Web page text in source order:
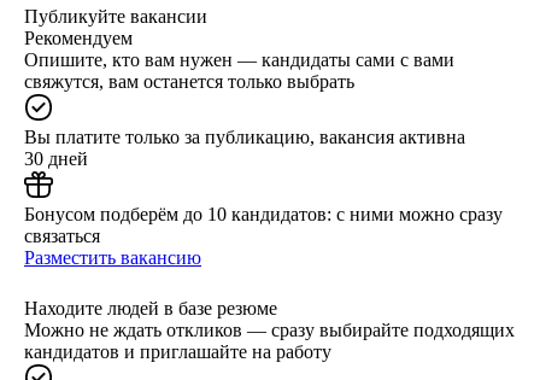
Публикуйте вакансии
Рекомендуем
Опишите, кто вам нужен — кандидаты сами с вами
свяжутся, вам останется только выбрать
Вы платите только за публикацию, вакансия активна
30 дней
Бонусом подберём до 10 кандидатов: с ними можно сразу
связаться
Разместить вакансию
Находите людей в базе резюме
Можно не ждать откликов — сразу выбирайте подходящих
кандидатов и приглашайте на работу